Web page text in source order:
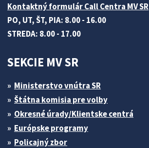
Kontaktný formulár Call Centra MV SR
PO, UT, ŠT, PIA: 8.00 - 16.00
STREDA: 8.00 - 17.00
SEKCIE MV SR
Ministerstvo vnútra SR
Štátna komisia pre volby
Okresné úrady/Klientske centrá
Európske programy
Policajný zbor